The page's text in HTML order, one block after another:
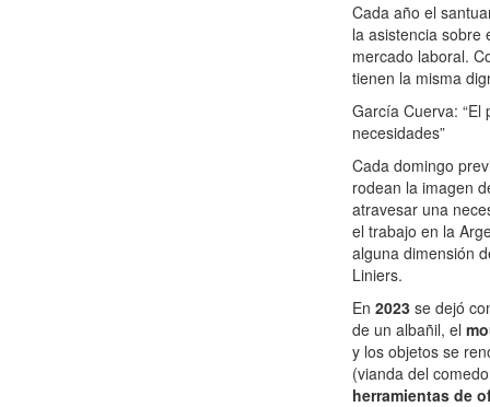
Cada año el
la asistencia sobre
mercado laboral.
tienen la misma
García Cuerva:
necesidades”
Cada domingo
rodean la imagen
atravesar una
el trabajo en la
alguna dimensión
Liniers.
En 2023 se dejó
de un albañil, el
y los objetos se
(vianda del
herramientas de